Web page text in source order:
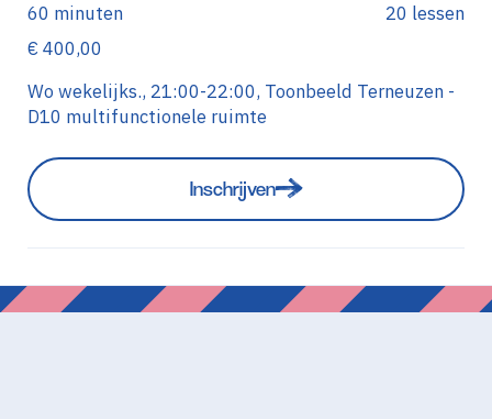
60 minuten
20 lessen
€ 400,00
Wo wekelijks., 21:00-22:00, Toonbeeld Terneuzen -
D10 multifunctionele ruimte
Inschrijven